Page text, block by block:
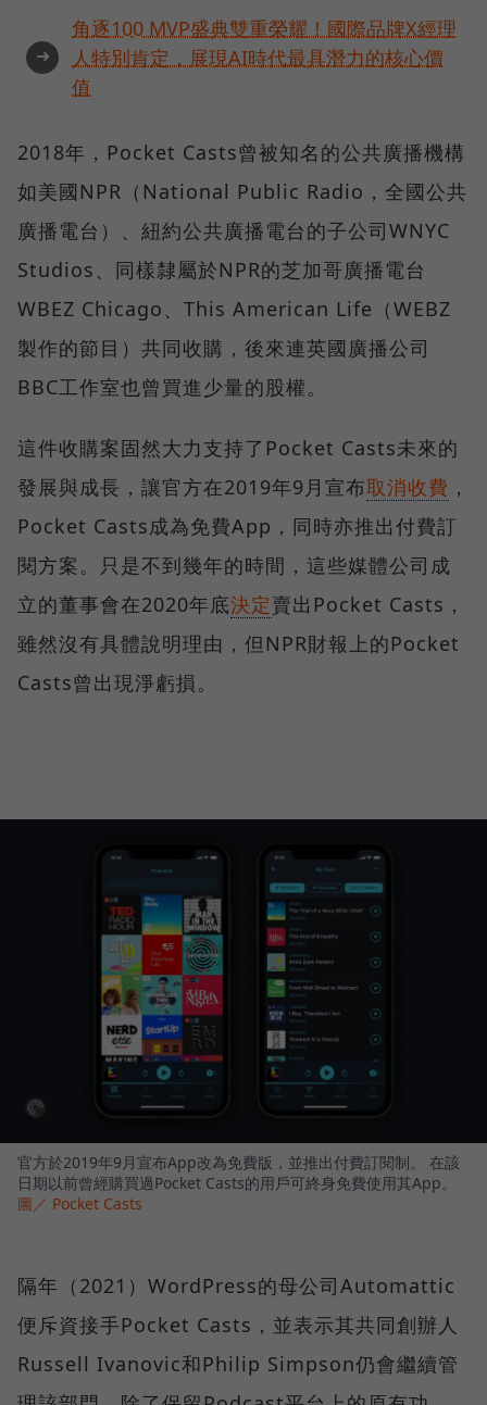
➜
角逐100 MVP盛典雙重榮耀！國際品牌X經理
人特別肯定，展現AI時代最具潛力的核心價
值
2018年，Pocket Casts曾被知名的公共廣播機構
如美國NPR（National Public Radio，全國公共
廣播電台）、紐約公共廣播電台的子公司WNYC
Studios、同樣隸屬於NPR的芝加哥廣播電台
WBEZ Chicago、This American Life（WEBZ
製作的節目）共同收購，後來連英國廣播公司
BBC工作室也曾買進少量的股權。
這件收購案固然大力支持了Pocket Casts未來的
發展與成長，讓官方在2019年9月宣布取消收費 ，
Pocket Casts成為免費App，同時亦推出付費訂
閱方案。只是不到幾年的時間，這些媒體公司成
立的董事會在2020年底決定賣出Pocket Casts，
雖然沒有具體說明理由，但NPR財報上的Pocket
Casts曾出現淨虧損。
官方於2019年9月宣布App改為免費版，並推出付費訂閱制。 在該
日期以前曾經購買過Pocket Casts的用戶可終身免費使用其App。
圖／ Pocket Casts
隔年（2021）WordPress的母公司Automattic
便斥資接手Pocket Casts，並表示其共同創辦人
Russell Ivanovic和Philip Simpson仍會繼續管